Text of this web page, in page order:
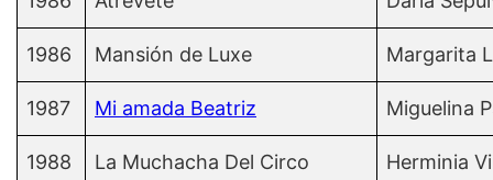
1986 Mansión de Luxe Margarita
1987 Mi amada Beatriz Miguelina
1988 La Muchacha Del Circo Herminia